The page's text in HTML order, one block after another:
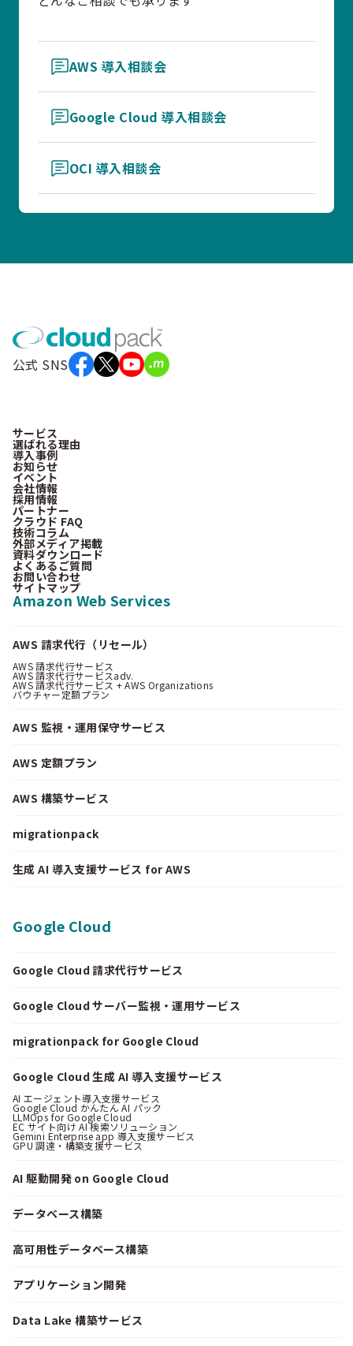
AWS 導入相談会
Google Cloud 導入相談会
OCI 導入相談会
公式 SNS
サービス
選ばれる理由
導入事例
お知らせ
イベント
会社情報
採用情報
パートナー
クラウド FAQ
技術コラム
外部メディア掲載
資料ダウンロード
よくあるご質問
お問い合わせ
サイトマップ
Amazon Web Services
AWS 請求代行（リセール）
AWS 請求代行サービス
AWS 請求代行サービスadv.
AWS 請求代行サービス + AWS Organizations
バウチャー定額プラン
AWS 監視・運用保守サービス
AWS 定額プラン
AWS 構築サービス
migrationpack
生成 AI 導入支援サービス for AWS
Google Cloud
Google Cloud 請求代行サービス
Google Cloud サーバー監視・運用サービス
migrationpack for Google Cloud
Google Cloud 生成 AI 導入支援サービス
AI エージェント導入支援サービス
Google Cloud かんたん AI パック
LLMOps for Google Cloud
EC サイト向け AI 検索ソリューション
Gemini Enterprise app 導入支援サービス
GPU 調達・構築支援サービス
AI 駆動開発 on Google Cloud
データベース構築
高可用性データベース構築
アプリケーション開発
Data Lake 構築サービス